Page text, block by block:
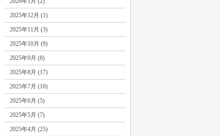
2025年12月 (1)
2025年11月 (3)
2025年10月 (9)
2025年9月 (8)
2025年8月 (17)
2025年7月 (10)
2025年6月 (5)
2025年5月 (7)
2025年4月 (25)